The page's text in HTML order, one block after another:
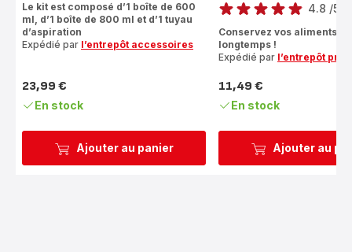
Ajouter au panier
Le kit est composé d’1 boîte de 600
ml, d’1 boîte de 800 ml et d’1 tuyau
d’aspiration
Expédié par l’entrepôt accessoires
Prix
23,99 €
En stock
Ajouter au
4.8 /5
Conservez vos aliments
longtemps !
Expédié par l’entrepôt
Prix
11,49 €
En stock